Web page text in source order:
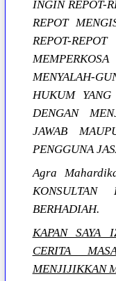
INGIN REPOT-
REPOT
REPOT-
MENYALAH-
HUKUM YANG
DENGAN
JAWAB
PENGGUNA
Agra
KONSULTAN
BERHADIAH.
KAPAN SAYA
CERITA
MENJIJIKKAN